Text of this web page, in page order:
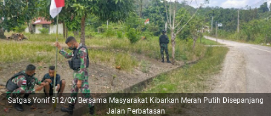
Satgas Yonif 512/QY Bersama Masyarakat Kibarkan Merah Putih Disepanjang
Jalan Perbatasan